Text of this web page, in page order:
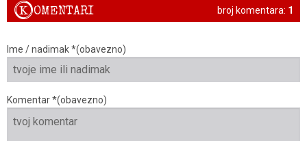
broj komentara: 1
KOMENTARI
Ime / nadimak *(obavezno)
Komentar *(obavezno)